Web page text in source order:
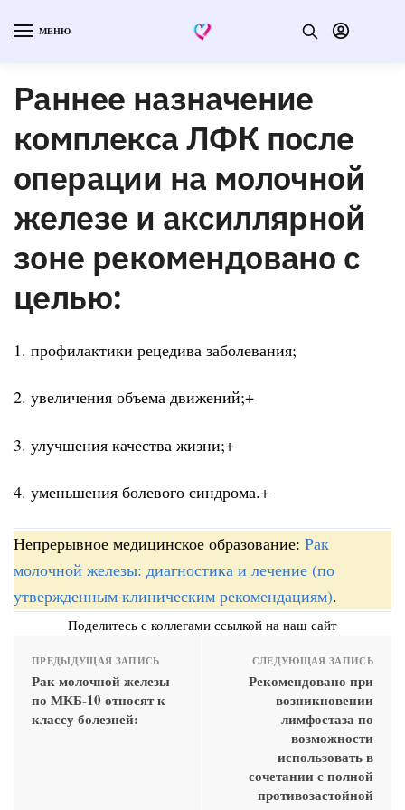
МЕНЮ
Раннее назначение
комплекса ЛФК после
операции на молочной
железе и аксиллярной
зоне рекомендовано с
целью:
1. профилактики рецедива заболевания;
2. увеличения объема движений;+
3. улучшения качества жизни;+
4. уменьшения болевого синдрома.+
Непрерывное медицинское образование: Рак
молочной железы: диагностика и лечение (по
утвержденным клиническим рекомендациям).
Поделитесь с коллегами ссылкой на наш сайт
ПРЕДЫДУЩАЯ ЗАПИСЬ
Рак молочной железы
по МКБ-10 относят к
классу болезней:
СЛЕДУЮЩАЯ ЗАПИСЬ
Рекомендовано при
возникновении
лимфостаза по
возможности
использовать в
сочетании с полной
противозастойной